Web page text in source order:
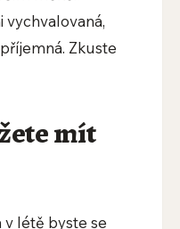
vychvalovaná,
Zkuste
mít
v létě byste se